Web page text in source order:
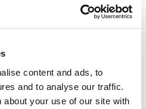
content and ads, to
and to analyse our traffic.
about your use of our site with